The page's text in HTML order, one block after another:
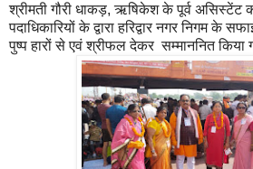
श्रीमती गौरी धाकड़, ऋषिकेश के पूर्व असिस्टेंट
पदाधिकारियों के द्वारा हरिद्वार नगर निगम के
पुष्प हारों से एवं श्रीफल देकर सम्माननित किया